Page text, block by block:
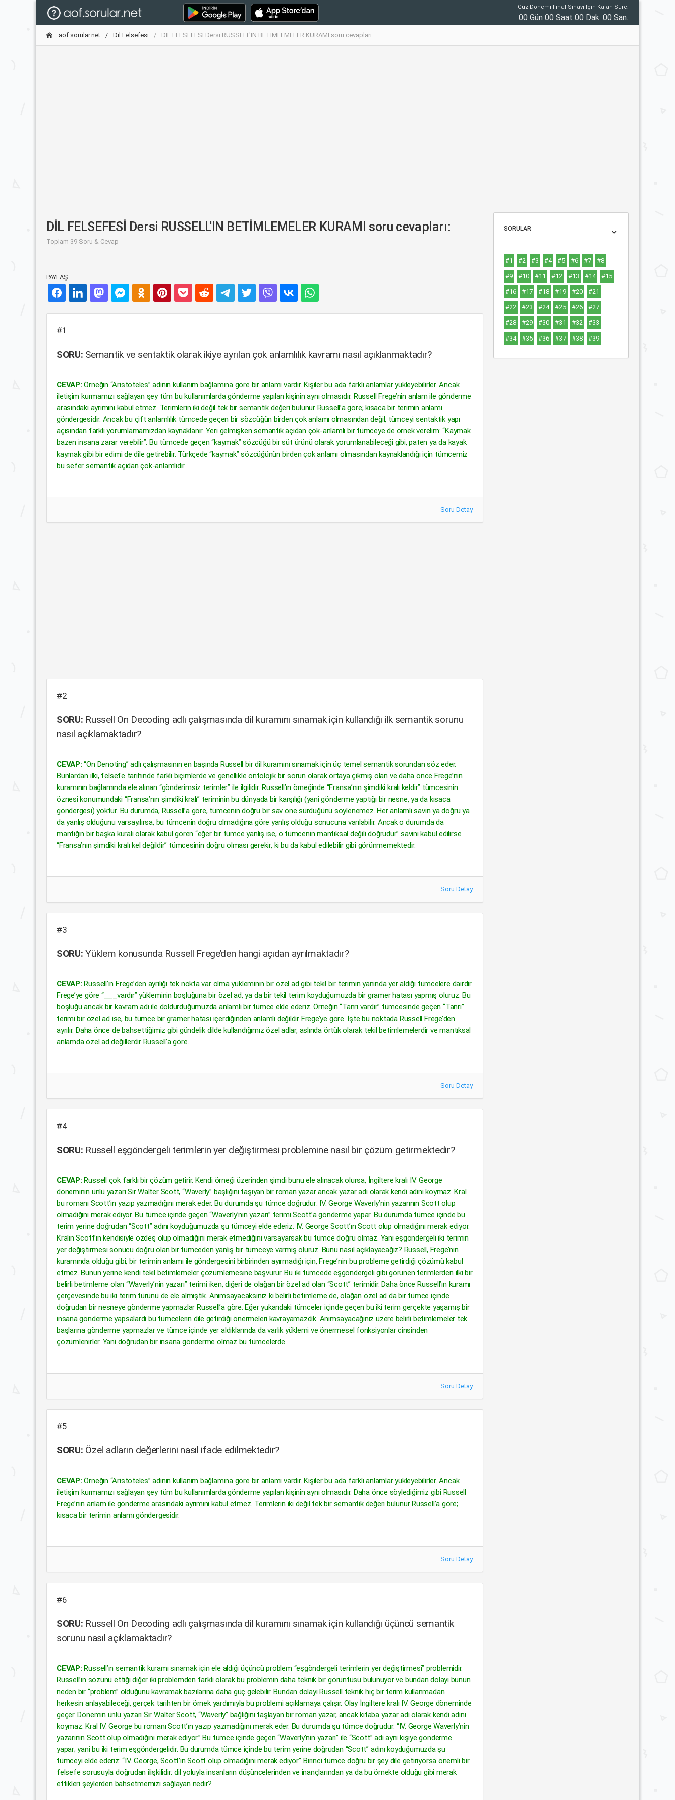
Güz Dönemi Final Sınavı İçin Kalan Süre:
00 Gün 00 Saat 00 Dak. 00 San.
aof.sorular.net Dil Felsefesi DİL FELSEFESİ Dersi RUSSELL'IN BETİMLEMELER KURAMI soru cevapları
DİL FELSEFESİ Dersi RUSSELL'IN BETİMLEMELER KURAMI soru cevapları:
Toplam 39 Soru & Cevap
PAYLAŞ:
#1
SORU: Semantik ve sentaktik olarak ikiye ayrılan çok anlamlılık kavramı nasıl açıklanmaktadır?
CEVAP: Örneğin “Aristoteles” adının kullanım bağlamına göre bir anlamı vardır. Kişiler bu ada farklı anlamlar yükleyebilirler. Ancak
iletişim kurmamızı sağlayan şey tüm bu kullanımlarda gönderme yapılan kişinin aynı olmasıdır. Russell Frege’nin anlam ile gönderme
arasındaki ayrımını kabul etmez. Terimlerin iki değil tek bir semantik değeri bulunur Russell’a göre; kısaca bir terimin anlamı
göndergesidir. Ancak bu çift anlamlılık tümcede geçen bir sözcüğün birden çok anlamı olmasından değil, tümceyi sentaktik yapı
açısından farklı yorumlamamızdan kaynaklanır. Yeri gelmişken semantik açıdan çok-anlamlı bir tümceye de örnek verelim: “Kaymak
bazen insana zarar verebilir”. Bu tümcede geçen “kaymak” sözcüğü bir süt ürünü olarak yorumlanabileceği gibi, paten ya da kayak
kaymak gibi bir edimi de dile getirebilir. Türkçede “kaymak” sözcüğünün birden çok anlamı olmasından kaynaklandığı için tümcemiz
bu sefer semantik açıdan çok-anlamlıdır.
Soru Detay
#2
SORU: Russell On Decoding adlı çalışmasında dil kuramını sınamak için kullandığı ilk semantik sorunu
nasıl açıklamaktadır?
CEVAP: “On Denoting” adlı çalışmasının en başında Russell bir dil kuramını sınamak için üç temel semantik sorundan söz eder.
Bunlardan ilki, felsefe tarihinde farklı biçimlerde ve genellikle ontolojik bir sorun olarak ortaya çıkmış olan ve daha önce Frege’nin
kuramının bağlamında ele alınan “gönderimsiz terimler” ile ilgilidir. Russell’ın örneğinde “Fransa’nın şimdiki kralı keldir” tümcesinin
öznesi konumundaki “Fransa’nın şimdiki kralı” teriminin bu dünyada bir karşılığı (yani gönderme yaptığı bir nesne, ya da kısaca
göndergesi) yoktur. Bu durumda, Russell’a göre, tümcenin doğru bir sav öne sürdüğünü söylenemez. Her anlamlı savın ya doğru ya
da yanlış olduğunu varsayılırsa, bu tümcenin doğru olmadığına göre yanlış olduğu sonucuna varılabilir. Ancak o durumda da
mantığın bir başka kuralı olarak kabul gören “eğer bir tümce yanlış ise, o tümcenin mantıksal değili doğrudur” savını kabul edilirse
“Fransa’nın şimdiki kralı kel değildir” tümcesinin doğru olması gerekir, ki bu da kabul edilebilir gibi görünmemektedir.
Soru Detay
#3
SORU: Yüklem konusunda Russell Frege’den hangi açıdan ayrılmaktadır?
CEVAP: Russell’ın Frege’den ayrılığı tek nokta var olma yükleminin bir özel ad gibi tekil bir terimin yanında yer aldığı tümcelere dairdir.
Frege’ye göre “___vardır” yükleminin boşluğuna bir özel ad, ya da bir tekil terim koyduğumuzda bir gramer hatası yapmış oluruz. Bu
boşluğu ancak bir kavram adı ile doldurduğumuzda anlamlı bir tümce elde ederiz. Örneğin “Tanrı vardır” tümcesinde geçen “Tanrı”
terimi bir özel ad ise, bu tümce bir gramer hatası içerdiğinden anlamlı değildir Frege’ye göre. İşte bu noktada Russell Frege’den
ayrılır. Daha önce de bahsettiğimiz gibi gündelik dilde kullandığımız özel adlar, aslında örtük olarak tekil betimlemelerdir ve mantıksal
anlamda özel ad değillerdir Russell’a göre.
Soru Detay
#4
SORU: Russell eşgöndergeli terimlerin yer değiştirmesi problemine nasıl bir çözüm getirmektedir?
CEVAP: Russell çok farklı bir çözüm getirir. Kendi örneği üzerinden şimdi bunu ele alınacak olursa, İngiltere kralı IV. George
döneminin ünlü yazarı Sir Walter Scott, “Waverly” başlığını taşıyan bir roman yazar ancak yazar adı olarak kendi adını koymaz. Kral
bu romanı Scott’ın yazıp yazmadığını merak eder. Bu durumda şu tümce doğrudur: IV. George Waverly’nin yazarının Scott olup
olmadığını merak ediyor. Bu tümce içinde geçen “Waverly’nin yazarı” terimi Scott’a gönderme yapar. Bu durumda tümce içinde bu
terim yerine doğrudan “Scott” adını koyduğumuzda şu tümceyi elde ederiz: IV. George Scott’ın Scott olup olmadığını merak ediyor.
Kralın Scott’ın kendisiyle özdeş olup olmadığını merak etmediğini varsayarsak bu tümce doğru olmaz. Yani eşgöndergeli iki terimin
yer değiştirmesi sonucu doğru olan bir tümceden yanlış bir tümceye varmış oluruz. Bunu nasıl açıklayacağız? Russell, Frege’nin
kuramında olduğu gibi, bir terimin anlamı ile göndergesini birbirinden ayırmadığı için, Frege’nin bu probleme getirdiği çözümü kabul
etmez. Bunun yerine kendi tekil betimlemeler çözümlemesine başvurur. Bu iki tümcede eşgöndergeli gibi görünen terimlerden ilki bir
belirli betimleme olan “Waverly’nin yazarı” terimi iken, diğeri de olağan bir özel ad olan “Scott” terimidir. Daha önce Russell’ın kuramı
çerçevesinde bu iki terim türünü de ele almıştık. Anımsayacaksınız ki belirli betimleme de, olağan özel ad da bir tümce içinde
doğrudan bir nesneye gönderme yapmazlar Russell’a göre. Eğer yukarıdaki tümceler içinde geçen bu iki terim gerçekte yaşamış bir
insana gönderme yapsalardı bu tümcelerin dile getirdiği önermeleri kavrayamazdık. Anımsayacağınız üzere belirli betimlemeler tek
başlarına gönderme yapmazlar ve tümce içinde yer aldıklarında da varlık yüklemi ve önermesel fonksiyonlar cinsinden
çözümlenirler. Yani doğrudan bir insana gönderme olmaz bu tümcelerde.
Soru Detay
#5
SORU: Özel adların değerlerini nasıl ifade edilmektedir?
CEVAP: Örneğin “Aristoteles” adının kullanım bağlamına göre bir anlamı vardır. Kişiler bu ada farklı anlamlar yükleyebilirler. Ancak
iletişim kurmamızı sağlayan şey tüm bu kullanımlarda gönderme yapılan kişinin aynı olmasıdır. Daha önce söylediğimiz gibi Russell
Frege’nin anlam ile gönderme arasındaki ayrımını kabul etmez. Terimlerin iki değil tek bir semantik değeri bulunur Russell’a göre;
kısaca bir terimin anlamı göndergesidir.
Soru Detay
#6
SORU: Russell On Decoding adlı çalışmasında dil kuramını sınamak için kullandığı üçüncü semantik
sorunu nasıl açıklamaktadır?
CEVAP: Russell’ın semantik kuramı sınamak için ele aldığı üçüncü problem “eşgöndergeli terimlerin yer değiştirmesi” problemidir.
Russell’ın sözünü ettiği diğer iki problemden farklı olarak bu problemin daha teknik bir görüntüsü bulunuyor ve bundan dolayı bunun
neden bir “problem” olduğunu kavramak bazılarına daha güç gelebilir. Bundan dolayı Russell teknik hiç bir terim kullanmadan
herkesin anlayabileceği, gerçek tarihten bir örnek yardımıyla bu problemi açıklamaya çalışır. Olay İngiltere kralı IV. George döneminde
geçer. Dönemin ünlü yazarı Sir Walter Scott, “Waverly” bağlığını taşlayan bir roman yazar, ancak kitaba yazar adı olarak kendi adını
koymaz. Kral IV. George bu romanı Scott’ın yazıp yazmadığını merak eder. Bu durumda şu tümce doğrudur: “IV. George Waverly’nin
yazarının Scott olup olmadığını merak ediyor.” Bu tümce içinde geçen “Waverly’nin yazarı” ile “Scott” adı aynı kişiye gönderme
yapar; yani bu iki terim eşgöndergelidir. Bu durumda tümce içinde bu terim yerine doğrudan “Scott” adını koyduğumuzda şu
tümceyi elde ederiz: “IV. George, Scott’ın Scott olup olmadığını merak ediyor.” Birinci tümce doğru bir şey dile getiriyorsa önemli bir
felsefe sorusuyla doğrudan ilişkilidir: dil yoluyla insanların düşüncelerinden ve inançlarından ya da bu örnekte olduğu gibi merak
ettikleri şeylerden bahsetmemizi sağlayan nedir?
SORULAR
#1 #2 #3 #4 #5 #6 #7 #8
#9 #10 #11 #12 #13 #14 #15
#16 #17 #18 #19 #20 #21
#22 #23 #24 #25 #26 #27
#28 #29 #30 #31 #32 #33
#34 #35 #36 #37 #38 #39